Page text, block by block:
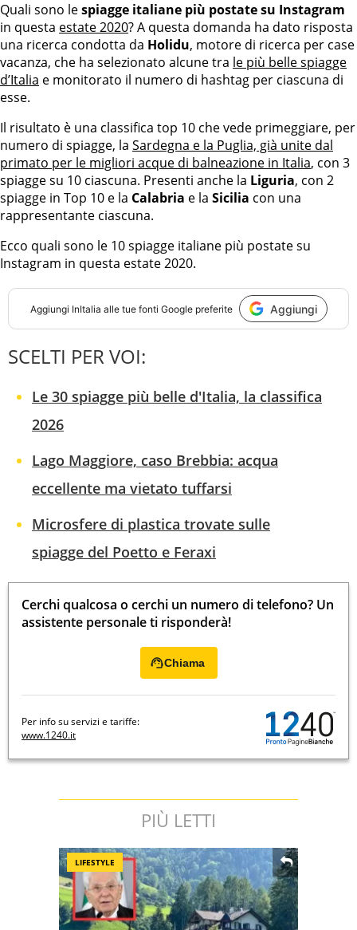
Quali sono lespiagge italiane più postate su Instagram
in questa estate 2020? A questa domanda ha dato risposta
una ricerca condotta da Holidu, motore di ricerca per case
vacanza, che ha selezionato alcune tra le più belle spiagge
d’Italia e monitorato il numero di hashtag per ciascuna di
esse.
Il risultato è una classifica top 10 che vede primeggiare, per
numero di spiagge, la Sardegna e la Puglia, già unite dal
primato per le migliori acque di balneazione in Italia, con 3
spiagge su 10 ciascuna. Presenti anche la Liguria, con 2
spiagge in Top 10 e la Calabria e la Sicilia con una
rappresentante ciascuna.
Ecco quali sono le 10 spiagge italiane più postate su
Instagram in questa estate 2020.
Aggiungi InItalia alle tue fonti Google preferite Aggiungi
SCELTI PER VOI:
Le 30 spiagge più belle d'Italia, la classifica
2026
Lago Maggiore, caso Brebbia: acqua
eccellente ma vietato tuffarsi
Microsfere di plastica trovate sulle
spiagge del Poetto e Feraxi
Cerchi qualcosa o cerchi un numero di telefono? Un
assistente personale ti risponderà!
Chiama
Per info su servizi e tariffe:
www.1240.it
PIÙ LETTI
LIFESTYLE